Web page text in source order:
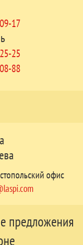
17
25
88
офис
предложения